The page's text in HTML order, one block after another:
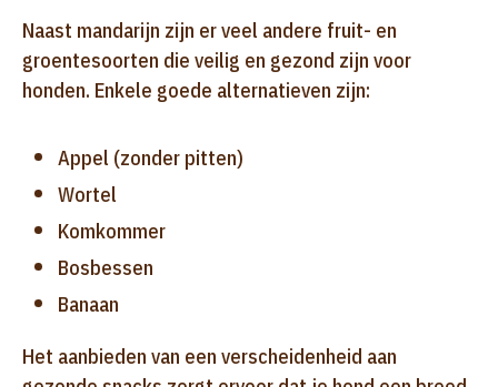
Naast mandarijn zijn er veel andere fruit- en
groentesoorten die veilig en gezond zijn voor
honden. Enkele goede alternatieven zijn:
Appel (zonder pitten)
Wortel
Komkommer
Bosbessen
Banaan
Het aanbieden van een verscheidenheid aan